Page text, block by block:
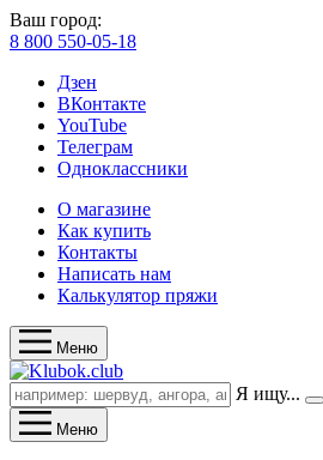
Ваш город:
8 800 550-05-18
Дзен
ВКонтакте
YouTube
Телеграм
Одноклассники
О магазине
Как купить
Контакты
Написать нам
Калькулятор пряжи
Меню
Я ищу...
Меню